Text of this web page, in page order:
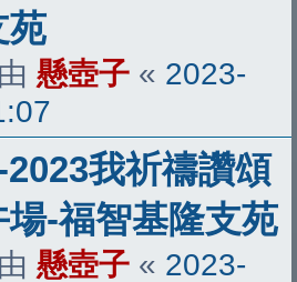
苑
懸壺子 « 2023-
我祈禱讚頌
-福智基隆支苑
懸壺子 « 2023-